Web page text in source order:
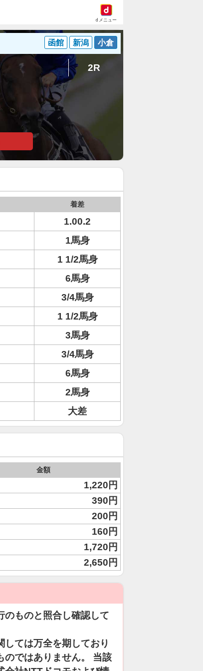
dメニュー
函館 新潟 小倉
2R
着差
1.00.2
1馬身
1 1/2馬身
6馬身
3/4馬身
1 1/2馬身
3馬身
3/4馬身
6馬身
2馬身
大差
金額
1,220円
390円
200円
160円
1,720円
2,650円
のものと照合し確認して
ては万全を期しており
のではありません。 当該